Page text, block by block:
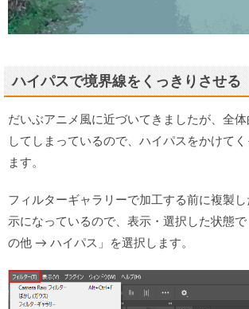
ハイパスで境界線をくっきりさせる
だいぶアニメ風に近づいてきましたが、全
してしまっているので、ハイパスをかけて
ます。
フィルターギャラリーで加工する前に複製
示になっているので、表示・選択した状態
の他 → ハイパス」を選択します。